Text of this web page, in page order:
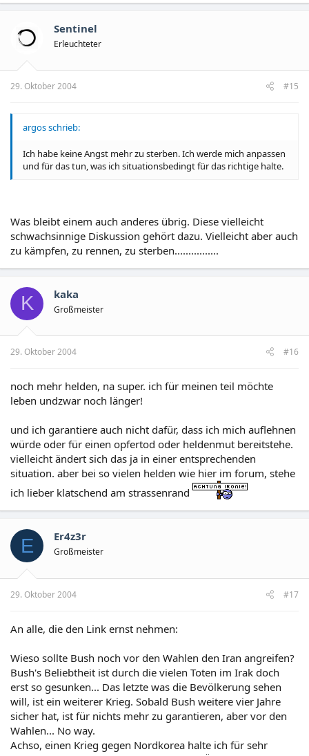
Sentinel
Erleuchteter
29. Oktober 2004 #15
argos schrieb:
Ich habe keine Angst mehr zu sterben. Ich werde mich anpassen
und für das tun, was ich situationsbedingt für das richtige halte.
Was bleibt einem auch anderes übrig. Diese vielleicht
schwachsinnige Diskussion gehört dazu. Vielleicht aber auch
zu kämpfen, zu rennen, zu sterben................
K kaka
Großmeister
29. Oktober 2004 #16
noch mehr helden, na super. ich für meinen teil möchte
leben undzwar noch länger!
und ich garantiere auch nicht dafür, dass ich mich auflehnen
würde oder für einen opfertod oder heldenmut bereitstehe.
vielleicht ändert sich das ja in einer entsprechenden
situation. aber bei so vielen helden wie hier im forum, stehe
ich lieber klatschend am strassenrand
E Er4z3r
Großmeister
29. Oktober 2004 #17
An alle, die den Link ernst nehmen:
Wieso sollte Bush noch vor den Wahlen den Iran angreifen?
Bush's Beliebtheit ist durch die vielen Toten im Irak doch
erst so gesunken... Das letzte was die Bevölkerung sehen
will, ist ein weiterer Krieg. Sobald Bush weitere vier Jahre
sicher hat, ist für nichts mehr zu garantieren, aber vor den
Wahlen... No way.
Achso, einen Krieg gegen Nordkorea halte ich für sehr